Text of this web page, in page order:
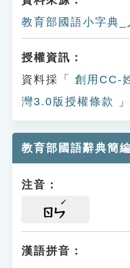
教育部國語小字典_
授權資訊：
資料採「
創用CC-
灣3.0版授權條款
教育部國語辭典簡
注音：
ㄖㄣ
漢語拼音：